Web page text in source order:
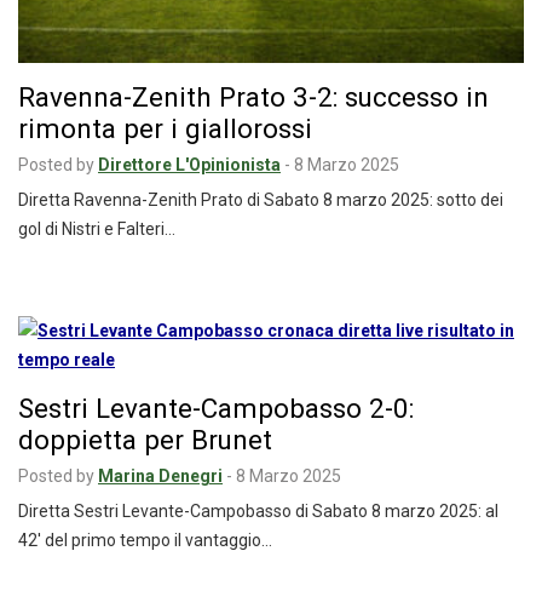
Ravenna-Zenith Prato 3-2: successo in
rimonta per i giallorossi
Posted by Direttore L'Opinionista - 8 Marzo 2025
Diretta Ravenna-Zenith Prato di Sabato 8 marzo 2025: sotto dei
gol di Nistri e Falteri…
Sestri Levante-Campobasso 2-0:
doppietta per Brunet
Posted by Marina Denegri - 8 Marzo 2025
Diretta Sestri Levante-Campobasso di Sabato 8 marzo 2025: al
42′ del primo tempo il vantaggio…